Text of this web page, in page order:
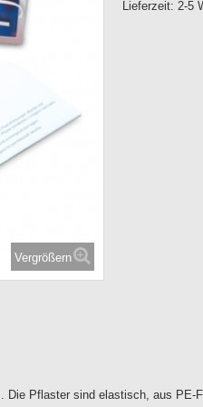
Vergrößern
Lieferzeit: 2-5
Pflaster sind elastisch, aus PE-